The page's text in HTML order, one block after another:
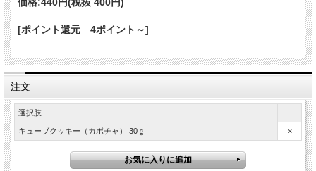
[ポイント還元 4ポイント～]
注文
選択肢
キューブクッキー（カボチャ） 30ｇ ×